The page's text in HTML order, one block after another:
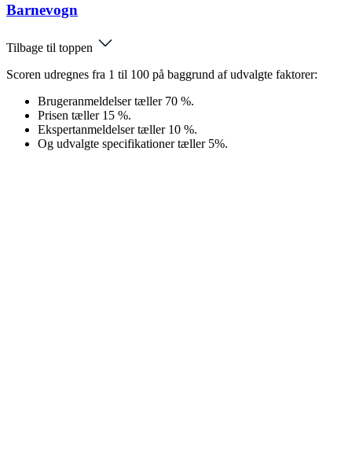
Barnevogn
Tilbage til toppen
Scoren udregnes fra 1 til 100 på baggrund af udvalgte faktorer:
Brugeranmeldelser tæller 70 %.
Prisen tæller 15 %.
Ekspertanmeldelser tæller 10 %.
Og udvalgte specifikationer tæller 5%.